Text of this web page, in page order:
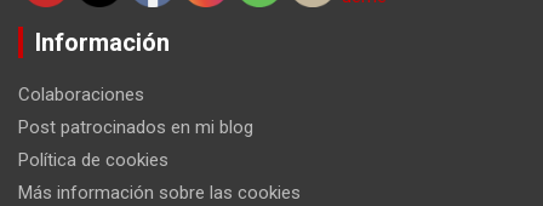
Información
Colaboraciones
Post patrocinados en mi blog
Política de cookies
Más información sobre las cookies